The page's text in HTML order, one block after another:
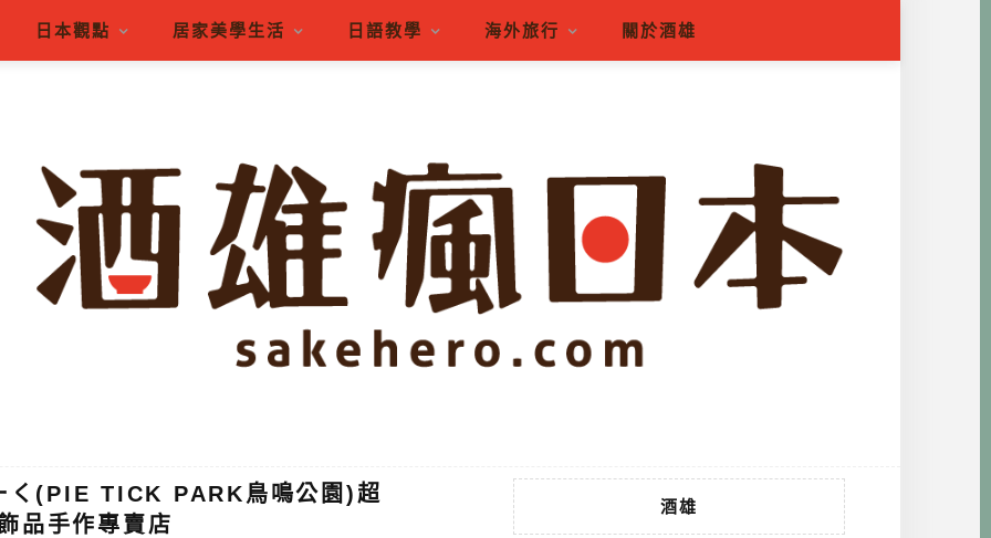
日本觀點 居家美學生活 日語教學 海外旅行 關於酒雄
く(PIE TICK PARK鳥鳴公園)超
品手作專賣店
酒雄